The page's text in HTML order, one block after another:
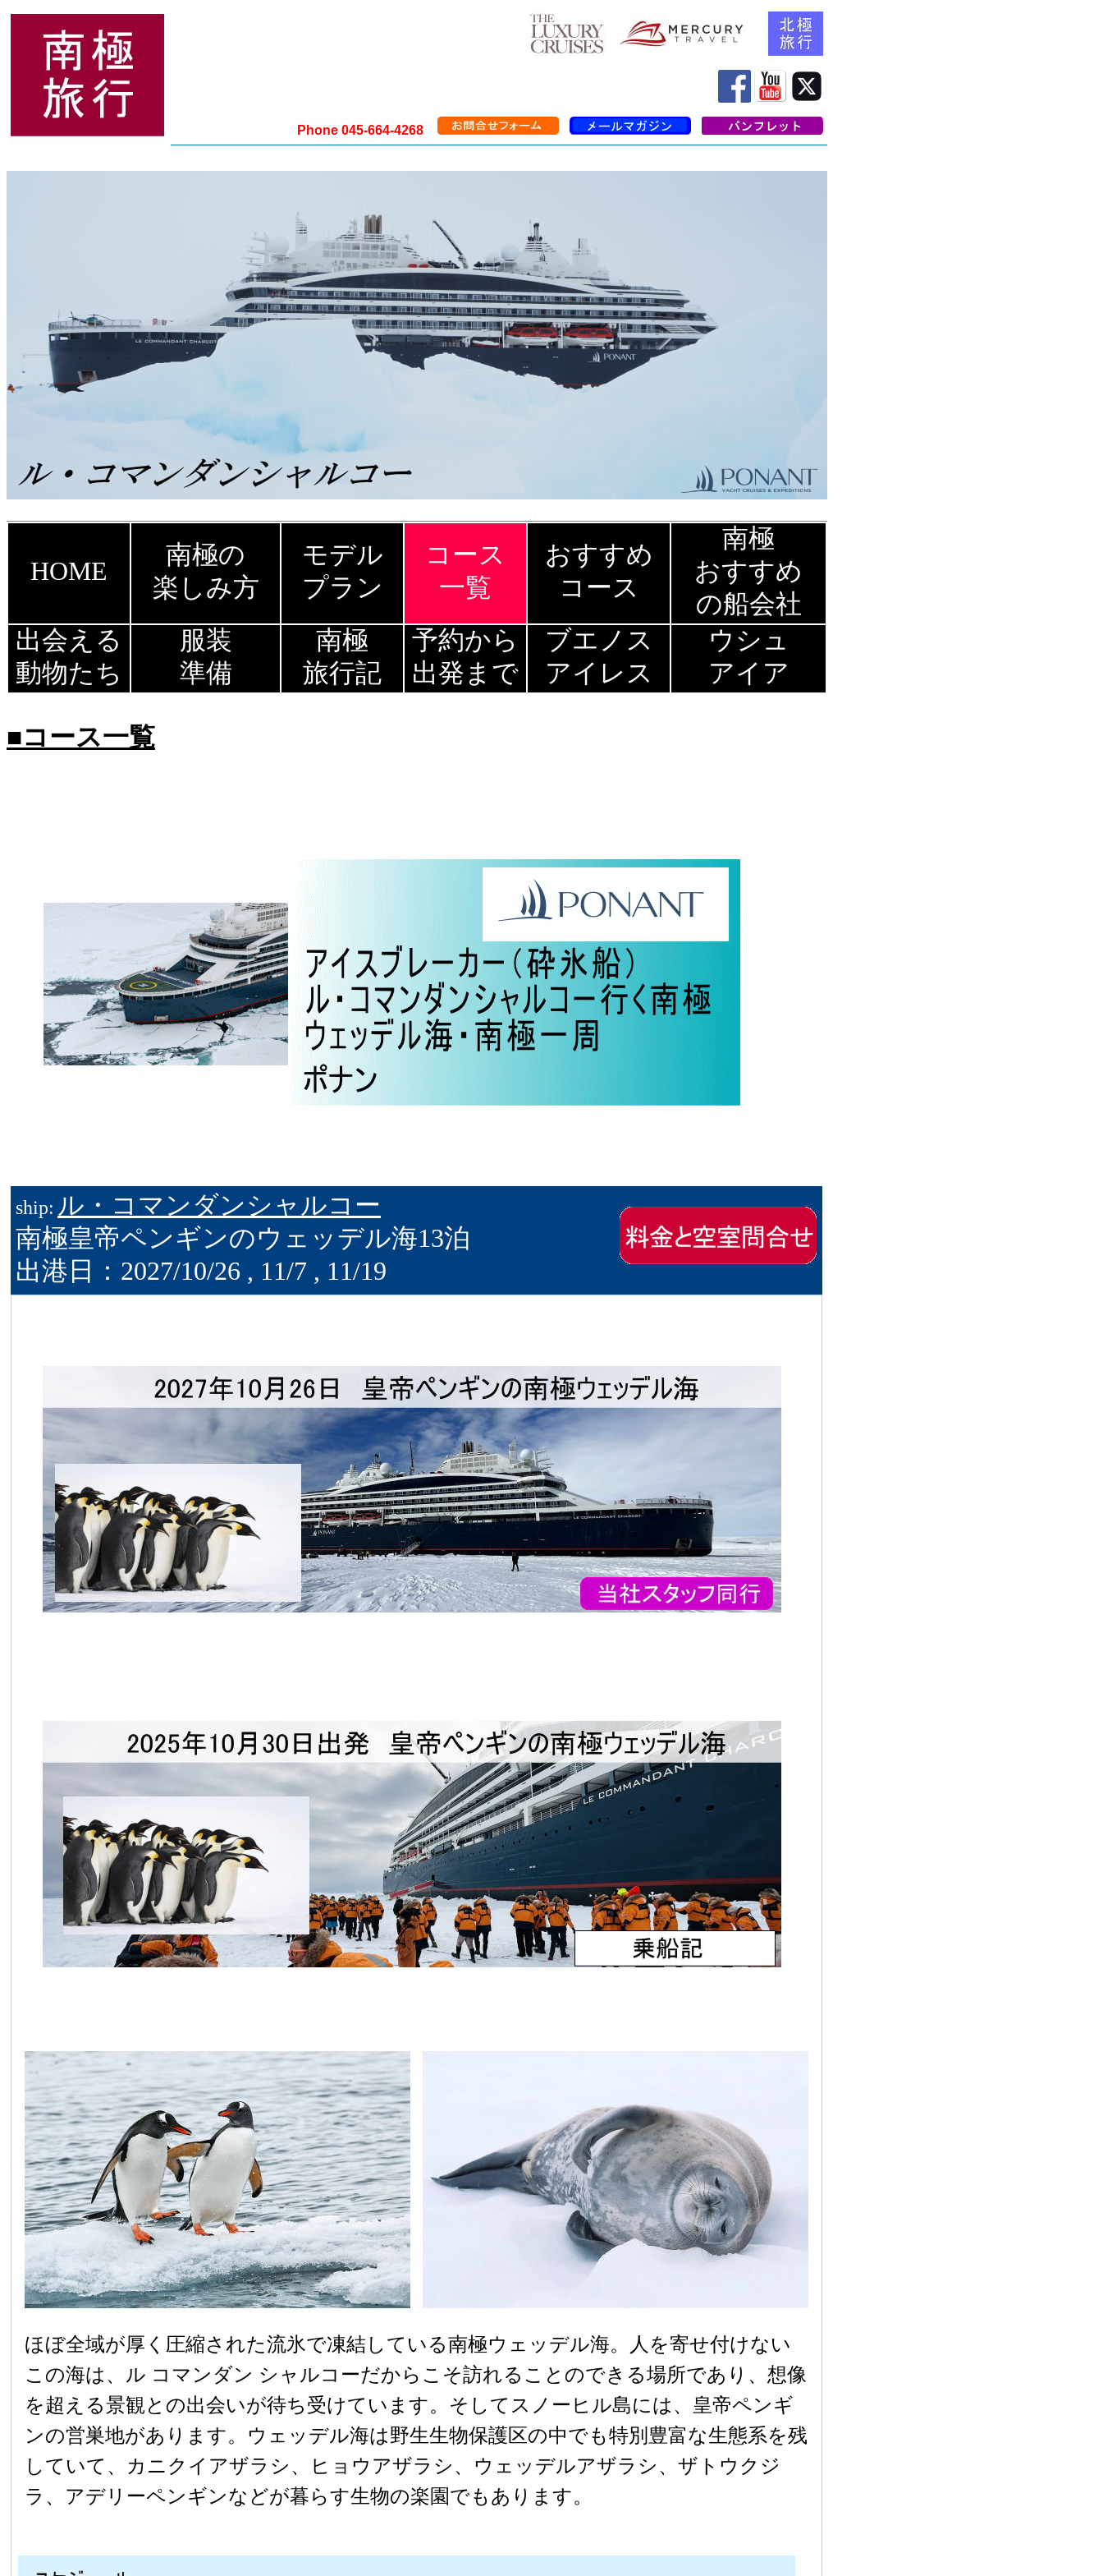
Phone 045-664-4268
HOME
南極の
楽しみ方
モデル
プラン
コース
一覧
おすすめ
コース
南極
おすすめ
の船会社
出会える
動物たち
服装
準備
南極
旅行記
予約から
出発まで
ブエノス
アイレス
ウシュ
アイア
■コース一覧
ship: ル・コマンダンシャルコー
南極皇帝ペンギンのウェッデル海13泊
出港日：2027/10/26 , 11/7 , 11/19
ほぼ全域が厚く圧縮された流氷で凍結している南極ウェッデル海。人を寄せ付けない
この海は、ル コマンダン シャルコーだからこそ訪れることのできる場所であり、想像
を超える景観との出会いが待ち受けています。そしてスノーヒル島には、皇帝ペンギ
ンの営巣地があります。ウェッデル海は野生生物保護区の中でも特別豊富な生態系を残
していて、カニクイアザラシ、ヒョウアザラシ、ウェッデルアザラシ、ザトウクジ
ラ、アデリーペンギンなどが暮らす生物の楽園でもあります。